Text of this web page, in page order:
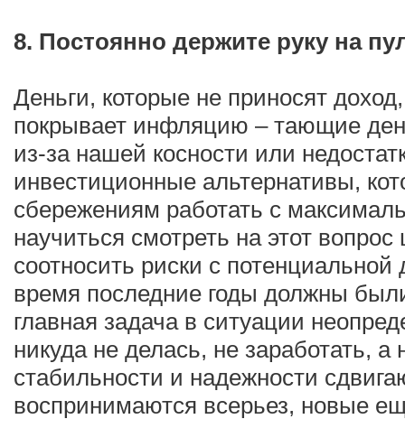
8. Постоянно держите руку на
Деньги, которые не приносят
покрывает инфляцию – тающие
из-за нашей косности или
инвестиционные альтернативы,
сбережениям работать с
научиться смотреть на этот
соотносить риски с
время последние годы должны
главная задача в ситуации
никуда не делась, не заработать,
стабильности и надежности
воспринимаются всерьез, новые